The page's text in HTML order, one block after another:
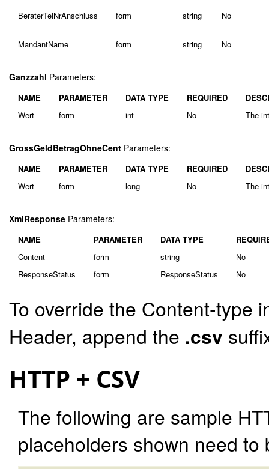
BeraterTelNrAnschluss form string No
MandantName form string No
Ganzzahl Parameters:
NAME PARAMETER DATA TYPE REQUIRED
Wert
form int No The
GrossGeldBetragOhneCent Parameters:
NAME PARAMETER DATA TYPE REQUIRED
Wert
form long No The
XmlResponse Parameters:
NAME PARAMETER DATA TYPE
Content
form string
No
ResponseStatus
form ResponseStatus No
To override the Content-type
Header, append the .csv
HTTP + CSV
The following are sample
placeholders shown need